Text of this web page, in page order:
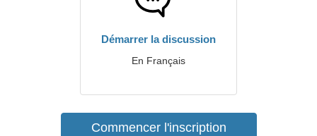
Démarrer la discussion
En Français
Commencer l'inscription